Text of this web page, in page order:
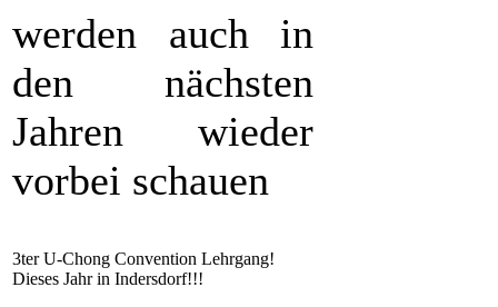
werden auch in
den nächsten
Jahren wieder
vorbei schauen
3ter U-Chong Convention Lehrgang!
Dieses Jahr in Indersdorf!!!